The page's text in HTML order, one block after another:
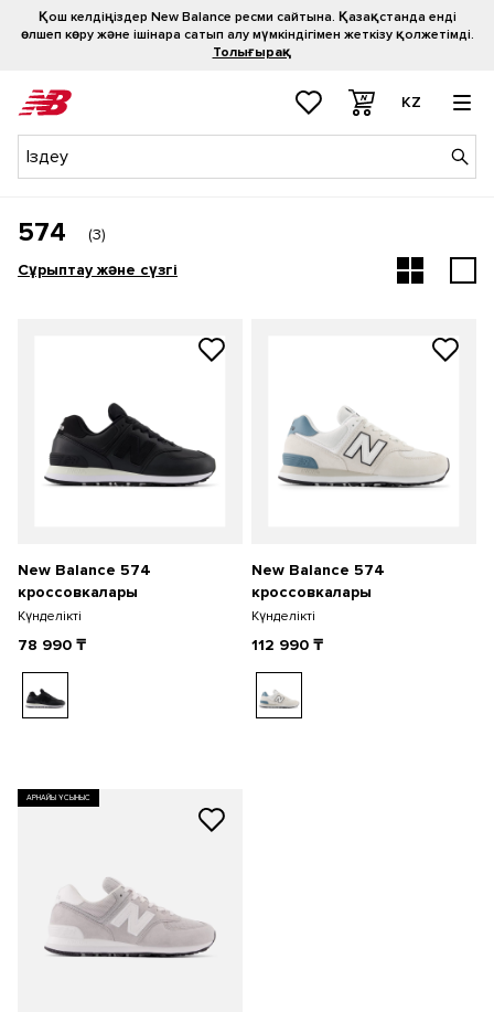
Қош келдіңіздер New Balance ресми сайтына. Қазақстанда енді
өлшеп көру және ішінара сатып алу мүмкіндігімен жеткізу қолжетімді.
Толығырақ
KZ
574 (3)
Сұрыптау және сүзгі
New Balance 574
кроссовкалары
Күнделікті
78 990 ₸
New Balance 574
кроссовкалары
Күнделікті
112 990 ₸
АРНАЙЫ ҰСЫНЫС